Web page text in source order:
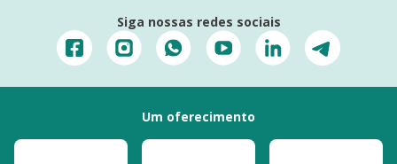
Siga nossas redes sociais
Um oferecimento